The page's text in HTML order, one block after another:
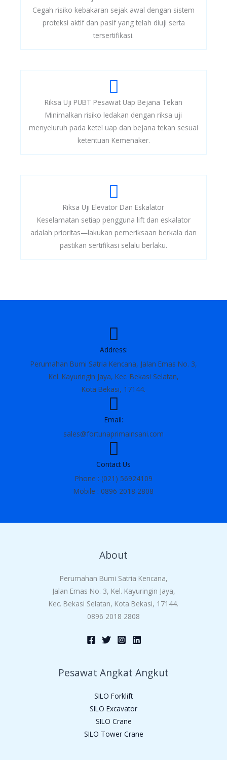
Cegah risiko kebakaran sejak awal dengan sistem
proteksi aktif dan pasif yang telah diuji serta
tersertifikasi.
Riksa Uji PUBT Pesawat Uap Bejana Tekan
Minimalkan risiko ledakan dengan riksa uji
menyeluruh pada ketel uap dan bejana tekan sesuai
ketentuan Kemenaker.
Riksa Uji Elevator Dan Eskalator
Keselamatan setiap pengguna lift dan eskalator
adalah prioritas—lakukan pemeriksaan berkala dan
pastikan sertifikasi selalu berlaku.
Address:
Perumahan Bumi Satria Kencana, Jalan Emas No. 3,
Kel. Kayuringin Jaya, Kec. Bekasi Selatan,
Kota Bekasi, 17144.
Email:
sales@fortunaprimainsani.com
Contact Us
Phone : (021) 56924109
Mobile : 0896 2018 2808
About
Perumahan Bumi Satria Kencana,
Jalan Emas No. 3, Kel. Kayuringin Jaya,
Kec. Bekasi Selatan, Kota Bekasi, 17144.
0896 2018 2808
Pesawat Angkat Angkut
SILO Forklift
SILO Excavator
SILO Crane
SILO Tower Crane